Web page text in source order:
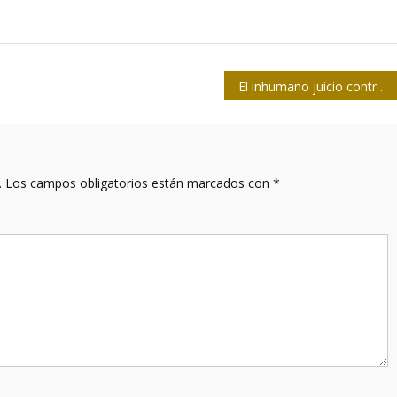
El inhumano juicio contra Assange: un riesgo para la justicia de todos
Los campos obligatorios están marcados con *